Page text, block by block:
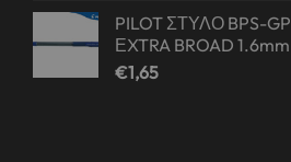
PILOT ΣΤΥΛΟ BPS-GP
ΕXTRA BROAD 1.6mm
€1,65